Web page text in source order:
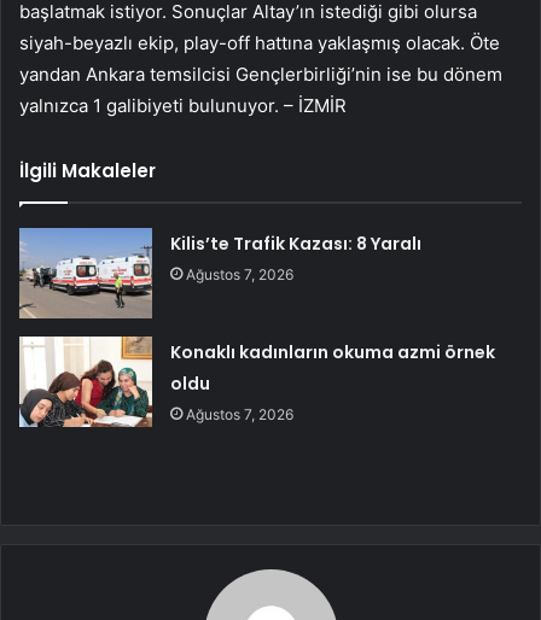
başlatmak istiyor. Sonuçlar Altay’ın istediği gibi olursa
siyah-beyazlı ekip, play-off hattına yaklaşmış olacak. Öte
yandan Ankara temsilcisi Gençlerbirliği’nin ise bu dönem
yalnızca 1 galibiyeti bulunuyor. – İZMİR
İlgili Makaleler
Kilis’te Trafik Kazası: 8 Yaralı
Ağustos 7, 2026
Konaklı kadınların okuma azmi örnek
oldu
Ağustos 7, 2026